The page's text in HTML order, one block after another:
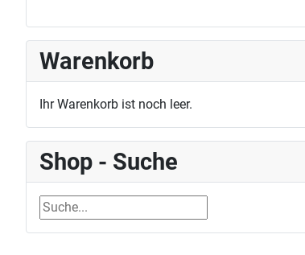
Warenkorb
Ihr Warenkorb ist noch leer.
Shop - Suche